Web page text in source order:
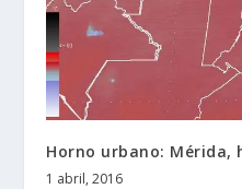
Horno urbano: Mérida,
1 abril, 2016